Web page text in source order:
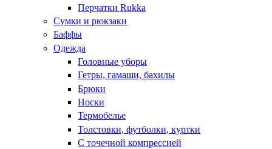
Перчатки Rukka
Сумки и рюкзаки
Баффы
Одежда
Головные уборы
Гетры, гамаши, бахилы
Брюки
Носки
Термобелье
Толстовки, футболки, куртки
С точечной компрессией